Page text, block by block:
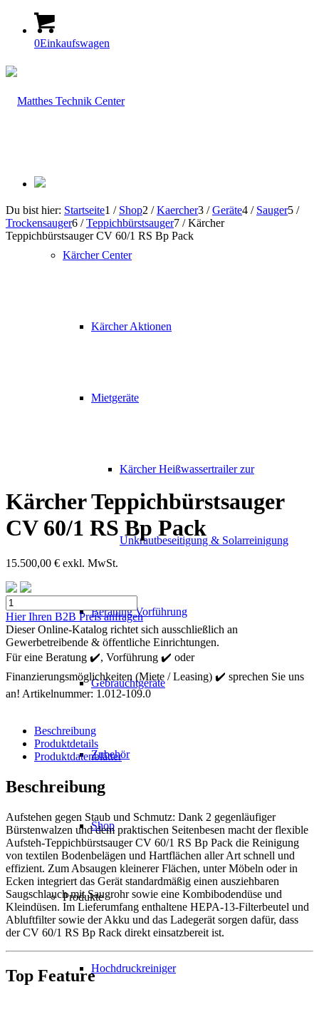
0Einkaufswagen
Kärcher Center
Kärcher Aktionen
Mietgeräte
Kärcher Heißwassertrailer zur
Unkrautbeseitigung & Solarreinigung
Beratung Vorführung
Gebrauchtgeräte
Zubehör
Shop
Produkte
Hochdruckreiniger
Du bist hier: Startseite1 / Shop2 / Kaercher3 / Geräte4 / Sauger5 /
Trockensauger6 / Teppichbürstsauger7 / Kärcher
Teppichbürstsauger CV 60/1 RS Bp Pack
Kärcher Teppichbürstsauger
CV 60/1 RS Bp Pack
15.500,00 € exkl. MwSt.
Kärcher
Teppichbürstsauger
CV
60/1
RS
Bp
Pack
Menge
Hier Ihren B2B Preis anfragen
Dieser Online-Katalog richtet sich ausschließlich an
Gewerbetreibende & öffentliche Einrichtungen.
Für eine Beratung ✔️, Vorführung ✔️ oder
Finanzierungsmöglichkeiten (Miete / Leasing) ✔️ sprechen Sie uns
an! Artikelnummer: 1.012-109.0
Beschreibung
Produktdetails
Produktdatenblätter
Beschreibung
Aufstehen gegen Staub und Schmutz: Dank 2 gegenläufiger
Bürstenwalzen und dem praktischen Seitenbesen macht der flexible
Aufsteh-Teppichbürstsauger CV 60/1 RS Bp Pack die Reinigung
von textilen Bodenbelägen und Hartflächen aller Art schnell und
effizient. Zum Absaugen kleinerer Flächen, unter Möbeln oder in
Ecken integriert das Gerät standardmäßig einen ausziehbaren
Saugschlauch mit Saugrohr sowie eine Kombibodendüse und
Kleindüsen. Im Lieferumfang enthaltene HEPA-13-Filterbeutel und
Abluftfilter sowie der Akku und das Ladegerät sorgen dafür, dass
der CV 60/1 RS Bp Rack direkt einsatzbereit ist.
Top Feature